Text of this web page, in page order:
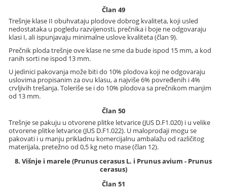
Član 49
Trešnje klase II obuhvataju plodove dobrog kvaliteta, koji usled
nedostataka u pogledu razvijenosti, prečnika i boje ne odgovaraju
klasi I, ali ispunjavaju minimalne uslove kvaliteta (član 9).
Prečnik ploda trešnje ove klase ne sme da bude ispod 15 mm, a kod
ranih sorti ne ispod 13 mm.
U jedinici pakovanja može biti do 10% plodova koji ne odgovaraju
uslovima propisanim za ovu klasu, a najviše 6% povređenih i 4%
crvljivih trešanja. Toleriše se i do 10% plodova sa prečnikom manjim
od 13 mm.
Član 50
Trešnje se pakuju u otvorene plitke letvarice (JUS D.F1.020) i u velike
otvorene plitke letvarice (JUS D.F1.022). U maloprodaji mogu se
pakovati i u manju prikladnu komercijalnu ambalažu od različitog
materijala, pretežno od 0,5 kg neto mase (član 12).
8. Višnje i marele (Prunus cerasus L. i Prunus avium - Prunus
cerasus)
Član 51